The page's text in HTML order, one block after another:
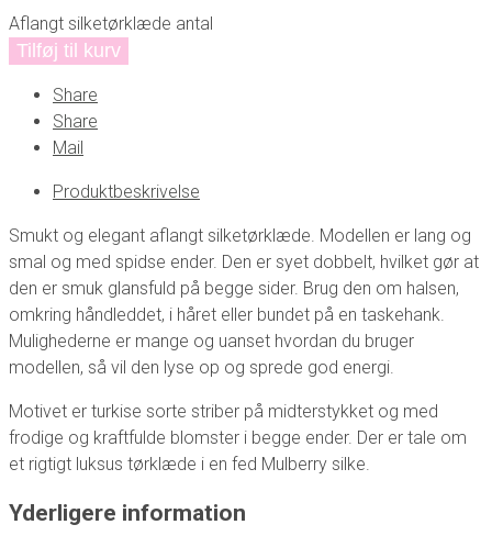
Aflangt silketørklæde antal
Tilføj til kurv
Share
Share
Mail
Produktbeskrivelse
Smukt og elegant aflangt silketørklæde. Modellen er lang og
smal og med spidse ender. Den er syet dobbelt, hvilket gør at
den er smuk glansfuld på begge sider. Brug den om halsen,
omkring håndleddet, i håret eller bundet på en taskehank.
Mulighederne er mange og uanset hvordan du bruger
modellen, så vil den lyse op og sprede god energi.
Motivet er turkise sorte striber på midterstykket og med
frodige og kraftfulde blomster i begge ender. Der er tale om
et rigtigt luksus tørklæde i en fed Mulberry silke.
Yderligere information